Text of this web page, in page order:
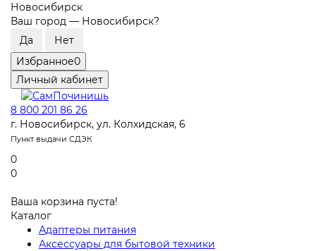
Новосибирск
Ваш город — Новосибирск?
Избранное0
Личный кабинет
8 800 201 86 26
г. Новосибирск, ул. Колхидская, 6
Пункт выдачи СДЭК
0
0
Ваша корзина пуста!
Каталог
Адаптеры питания
Аксессуары для бытовой техники